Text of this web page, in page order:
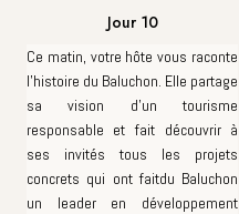
Jour 10
Ce matin, votre hôte vous raconte
l'histoire du Baluchon. Elle partage
sa vision d'un tourisme
responsable et fait découvrir à
ses invités tous les projets
concrets qui ont faitdu Baluchon
un leader en développement